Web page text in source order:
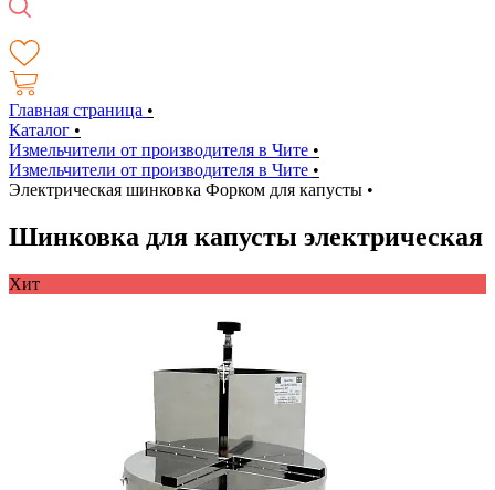
Главная страница •
Каталог •
Измельчители от производителя в Чите •
Измельчители от производителя в Чите •
Электрическая шинковка Форком для капусты •
Шинковка для капусты электрическая
Хит